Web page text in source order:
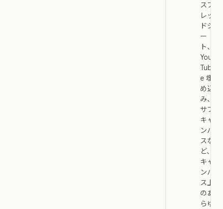
スプ
レッ
ドシ
ー
ト、
You
Tub
e 埋
め込
み、
サブ
キャ
ンバ
スな
ど、
キャ
ンバ
ス上
のあ
らゆ